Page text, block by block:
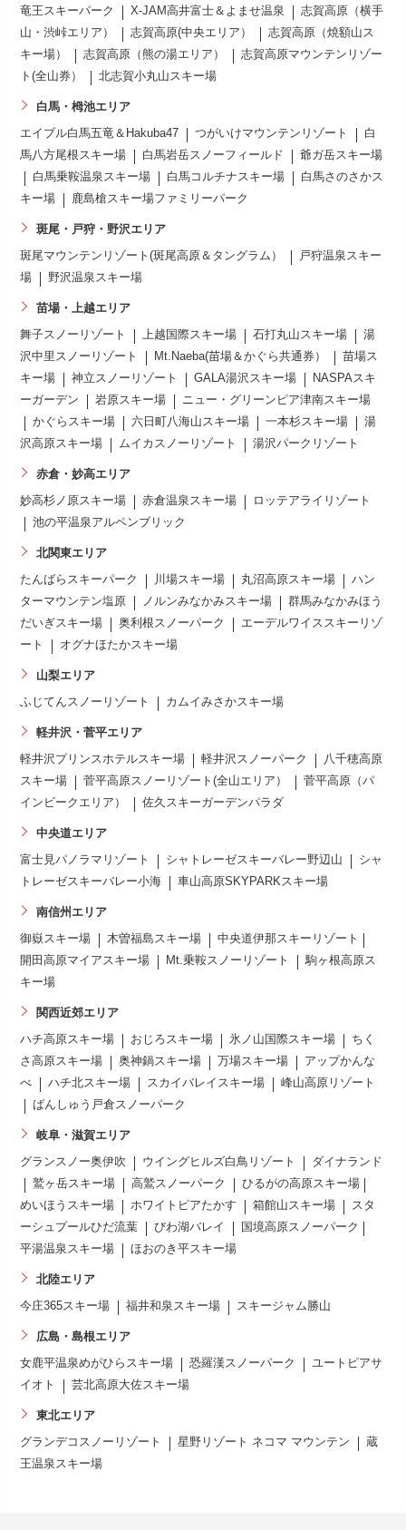
竜王スキーパーク X-JAM高井富士＆よませ温泉
志賀高原（横手
山・渋峠エリア）
志賀高原(中央エリア）
志賀高原（焼額山ス
キー場）
志賀高原（熊の湯エリア）
志賀高原マウンテンリゾー
ト(全山券）
北志賀小丸山スキー場
白馬・栂池エリア
エイブル白馬五竜＆Hakuba47 つがいけマウンテンリゾート
白
馬八方尾根スキー場
白馬岩岳スノーフィールド
爺ガ岳スキー場
白馬乗鞍温泉スキー場
白馬コルチナスキー場
白馬さのさかス
キー場
鹿島槍スキー場ファミリーパーク
斑尾・戸狩・野沢エリア
斑尾マウンテンリゾート(斑尾高原＆タングラム）
戸狩温泉スキー
場
野沢温泉スキー場
苗場・上越エリア
舞子スノーリゾート 上越国際スキー場 石打丸山スキー場
湯
沢中里スノーリゾート
Mt.Naeba(苗場＆かぐら共通券）
苗場ス
キー場
神立スノーリゾート GALA湯沢スキー場
NASPAスキ
ーガーデン
岩原スキー場
ニュー・グリーンピア津南スキー場
かぐらスキー場
六日町八海山スキー場 一本杉スキー場
湯
沢高原スキー場
ムイカスノーリゾート 湯沢パークリゾート
赤倉・妙高エリア
妙高杉ノ原スキー場 赤倉温泉スキー場
ロッテアライリゾート
池の平温泉アルペンブリック
北関東エリア
たんばらスキーパーク 川場スキー場 丸沼高原スキー場
ハン
ターマウンテン塩原
ノルンみなかみスキー場
群馬みなかみほう
だいぎスキー場
奥利根スノーパーク
エーデルワイススキーリゾ
ート
オグナほたかスキー場
山梨エリア
ふじてんスノーリゾート カムイみさかスキー場
軽井沢・菅平エリア
軽井沢プリンスホテルスキー場 軽井沢スノーパーク
八千穂高原
スキー場
菅平高原スノーリゾート(全山エリア）
菅平高原（パ
インビークエリア）
佐久スキーガーデンパラダ
中央道エリア
富士見パノラマリゾート シャトレーゼスキーバレー野辺山
シャ
トレーゼスキーバレー小海
車山高原SKYPARKスキー場
南信州エリア
御嶽スキー場 木曽福島スキー場
中央道伊那スキーリゾート
開田高原マイアスキー場
Mt.乗鞍スノーリゾート
駒ヶ根高原ス
キー場
関西近郊エリア
ハチ高原スキー場 おじろスキー場 氷ノ山国際スキー場
ちく
さ高原スキー場
奥神鍋スキー場 万場スキー場
アップかんな
べ
ハチ北スキー場 スカイバレイスキー場
峰山高原リゾート
ばんしゅう戸倉スノーパーク
岐阜・滋賀エリア
グランスノー奥伊吹 ウイングヒルズ白鳥リゾート
ダイナランド
鷲ヶ岳スキー場
高鷲スノーパーク
ひるがの高原スキー場
めいほうスキー場
ホワイトピアたかす 箱館山スキー場
スタ
ーシュプールひだ流葉
びわ湖バレイ
国境高原スノーパーク
平湯温泉スキー場
ほおのき平スキー場
北陸エリア
今庄365スキー場 福井和泉スキー場 スキージャム勝山
広島・島根エリア
女鹿平温泉めがひらスキー場 恐羅漢スノーパーク
ユートピアサ
イオト
芸北高原大佐スキー場
東北エリア
グランデコスノーリゾート 星野リゾート ネコマ マウンテン
蔵
王温泉スキー場